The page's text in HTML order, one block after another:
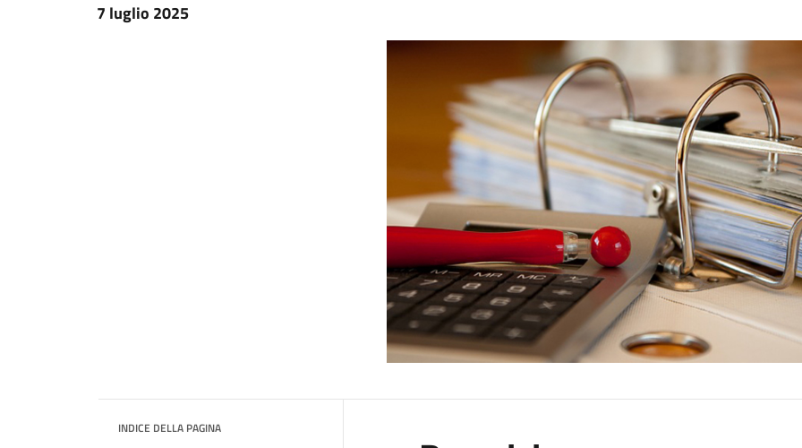
7 luglio 2025
INDICE DELLA PAGINA